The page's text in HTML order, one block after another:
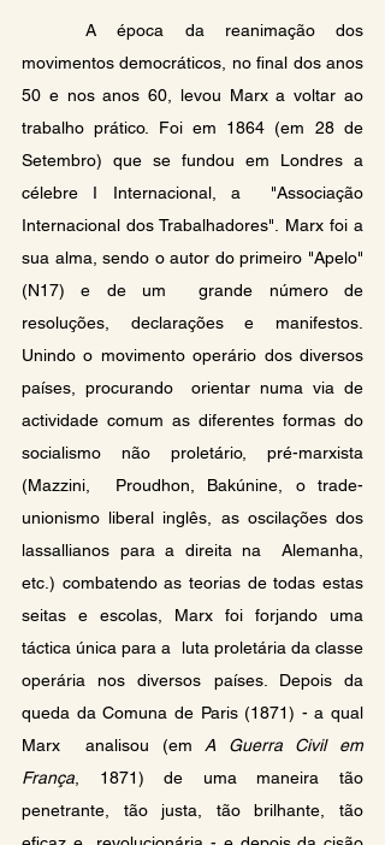
	A época da reanimação dos
movimentos democráticos, no final dos anos
50 e nos anos 60, levou Marx a voltar ao
trabalho prático. Foi em 1864 (em 28 de
Setembro) que se fundou em Londres a
célebre I Internacional, a  "Associação
Internacional dos Trabalhadores". Marx foi a
sua alma, sendo o autor do primeiro "Apelo"
(N17) e de um  grande número de
resoluções, declarações e manifestos.
Unindo o movimento operário dos diversos
países, procurando  orientar numa via de
actividade comum as diferentes formas do
socialismo não proletário, pré-marxista
(Mazzini,  Proudhon, Bakúnine, o trade-
unionismo liberal inglês, as oscilações dos
lassallianos para a direita na  Alemanha,
etc.) combatendo as teorias de todas estas
seitas e escolas, Marx foi forjando uma
táctica única para a  luta proletária da classe
operária nos diversos países. Depois da
queda da Comuna de Paris (1871) - a qual
Marx  analisou (em A Guerra Civil em
França , 1871) de uma maneira tão
penetrante, tão justa, tão brilhante, tão